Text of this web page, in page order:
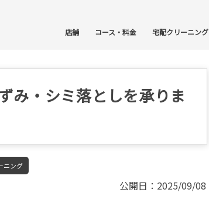
店舗 コース・料金 宅配クリーニング
み・シミ落としを承りま
ニング
公開日：2025/09/08